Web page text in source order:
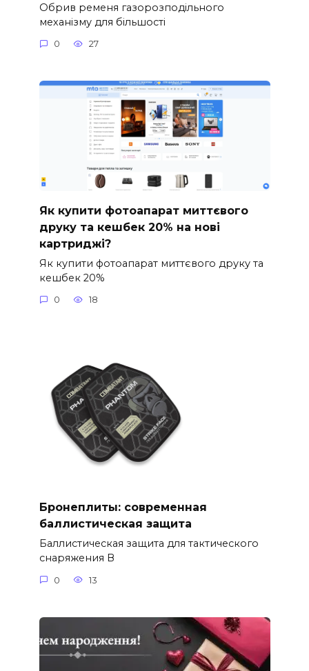
Обрив ременя газорозподільного
механізму для більшості
0 27
Як купити фотоапарат миттєвого
друку та кешбек 20% на нові
картриджі?
Як купити фотоапарат миттєвого друку та
кешбек 20%
0 18
Бронеплиты: современная
баллистическая защита
Баллистическая защита для тактического
снаряжения В
0 13